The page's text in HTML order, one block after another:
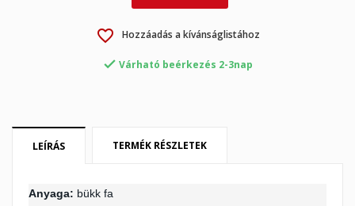
favorite_border Hozzáadás a kívánságlistához
 Várható beérkezés 2-3nap
LEÍRÁS TERMÉK RÉSZLETEK
Anyaga: bükk fa
My wishlists
Kívánságlista létrehozása
Mégsem
mentéséhez.